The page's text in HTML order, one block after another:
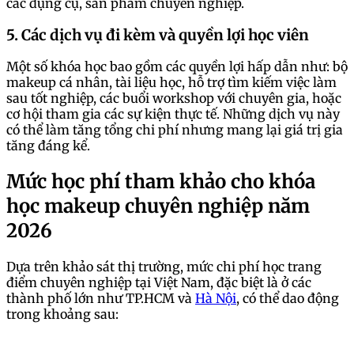
các dụng cụ, sản phẩm chuyên nghiệp.
5. Các dịch vụ đi kèm và quyền lợi học viên
Một số khóa học bao gồm các quyền lợi hấp dẫn như: bộ
makeup cá nhân, tài liệu học, hỗ trợ tìm kiếm việc làm
sau tốt nghiệp, các buổi workshop với chuyên gia, hoặc
cơ hội tham gia các sự kiện thực tế. Những dịch vụ này
có thể làm tăng tổng chi phí nhưng mang lại giá trị gia
tăng đáng kể.
Mức học phí tham khảo cho khóa
học makeup chuyên nghiệp năm
2026
Dựa trên khảo sát thị trường, mức chi phí học trang
điểm chuyên nghiệp tại Việt Nam, đặc biệt là ở các
thành phố lớn như TP.HCM và Hà Nội, có thể dao động
trong khoảng sau: